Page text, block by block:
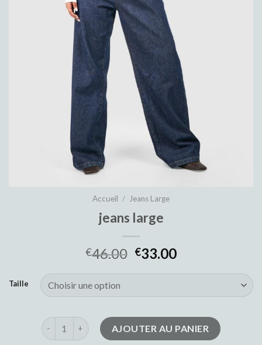
Accueil / Jeans Large
jeans large
€46.00 €33.00
Taille
quantité de jeans largeAJOUTER AU PANIER